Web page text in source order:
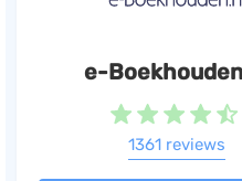
e-
1361 reviews